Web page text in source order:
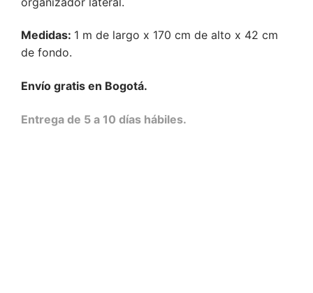
Medidas: 1 m de largo x 170 cm de alto x 42 cm
de fondo.
Envío gratis en Bogotá.
Entrega de 5 a 10 días hábiles.